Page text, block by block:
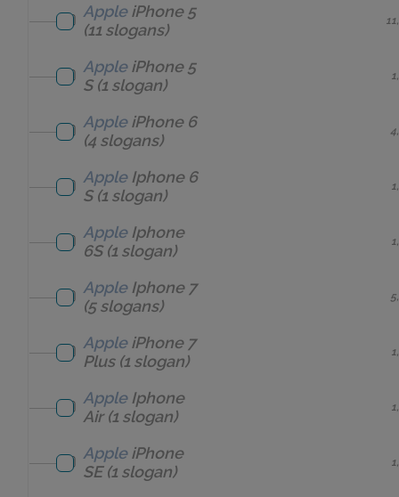
Apple iPhone 5
(11 slogans)
Apple iPhone 5
S(1 slogan)
Apple iPhone 6
(4 slogans)
Apple Iphone 6
S(1 slogan)
Apple Iphone
6S(1 slogan)
Apple Iphone 7
(5 slogans)
Apple iPhone 7
Plus(1 slogan)
Apple Iphone
Air(1 slogan)
Apple iPhone
SE(1 slogan)